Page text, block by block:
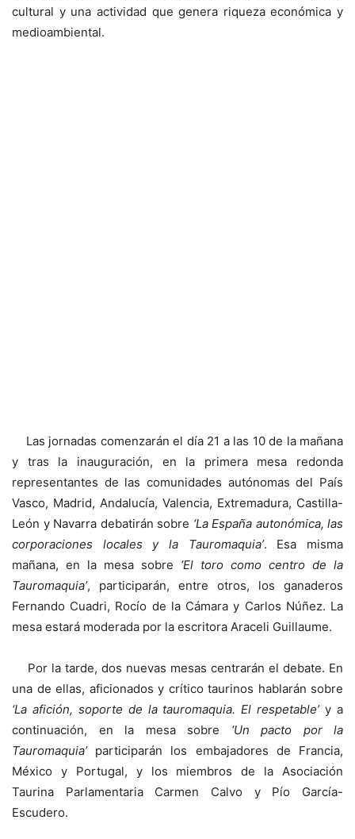
cultural y una actividad que genera riqueza económica y
medioambiental.
Las jornadas comenzarán el día 21 a las 10 de la mañana
y tras la inauguración, en la primera mesa redonda
representantes de las comunidades autónomas del País
Vasco, Madrid, Andalucía, Valencia, Extremadura, Castilla-
León y Navarra debatirán sobre ‘La España autonómica, las
corporaciones locales y la Tauromaquia’. Esa misma
mañana, en la mesa sobre ‘El toro como centro de la
Tauromaquia’, participarán, entre otros, los ganaderos
Fernando Cuadri, Rocío de la Cámara y Carlos Núñez. La
mesa estará moderada por la escritora Araceli Guillaume.
Por la tarde, dos nuevas mesas centrarán el debate. En
una de ellas, aficionados y crítico taurinos hablarán sobre
‘La afición, soporte de la tauromaquia. El respetable’y a
continuación, en la mesa sobre ‘Un pacto por la
Tauromaquia’participarán los embajadores de Francia,
México y Portugal, y los miembros de la Asociación
Taurina Parlamentaria Carmen Calvo y Pío García-
Escudero.